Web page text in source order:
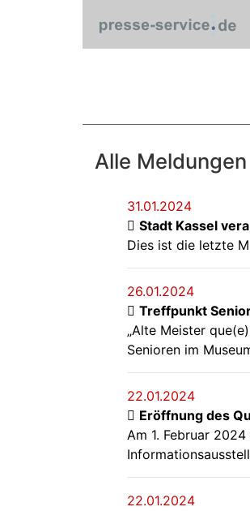
Alle Meldungen
31.01.2024
Stadt Kassel
Dies ist die letzte
26.01.2024
Treffpunkt
„Alte Meister
Senioren im
22.01.2024
Eröffnung des
Am 1. Februar
22.01.2024